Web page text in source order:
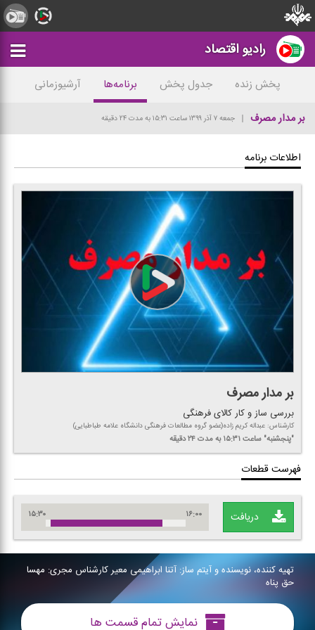
رادیو اقتصاد
پخش زنده جدول پخش برنامه‌ها
آرشیوزمانی
بر مدار مصرف
جمعه ۷ آذر ۱۳۹۹ ساعت ۱۵:۳۱ به مدت ۲۴ دقیقه
اطلاعات برنامه
بر مدار مصرف
بررسی ساز و كار كالای فرهنگی
كارشناس: عبداله كریم زاده(عضو گروه مطالعات فرهنگی دانشگاه علامه طباطبایی)
"پنجشنبه" ساعت ۱۵:۳۱ به مدت ۲۴ دقیقه
فهرست قطعات
دریافت ۱۵:۳۰ ۱۶:۰۰
تهیه كننده، نویسنده و آیتم ساز: آتنا ابراهیمی معیر كارشناس مجری: مهسا
حق پناه
نمایش تمام قسمت ها